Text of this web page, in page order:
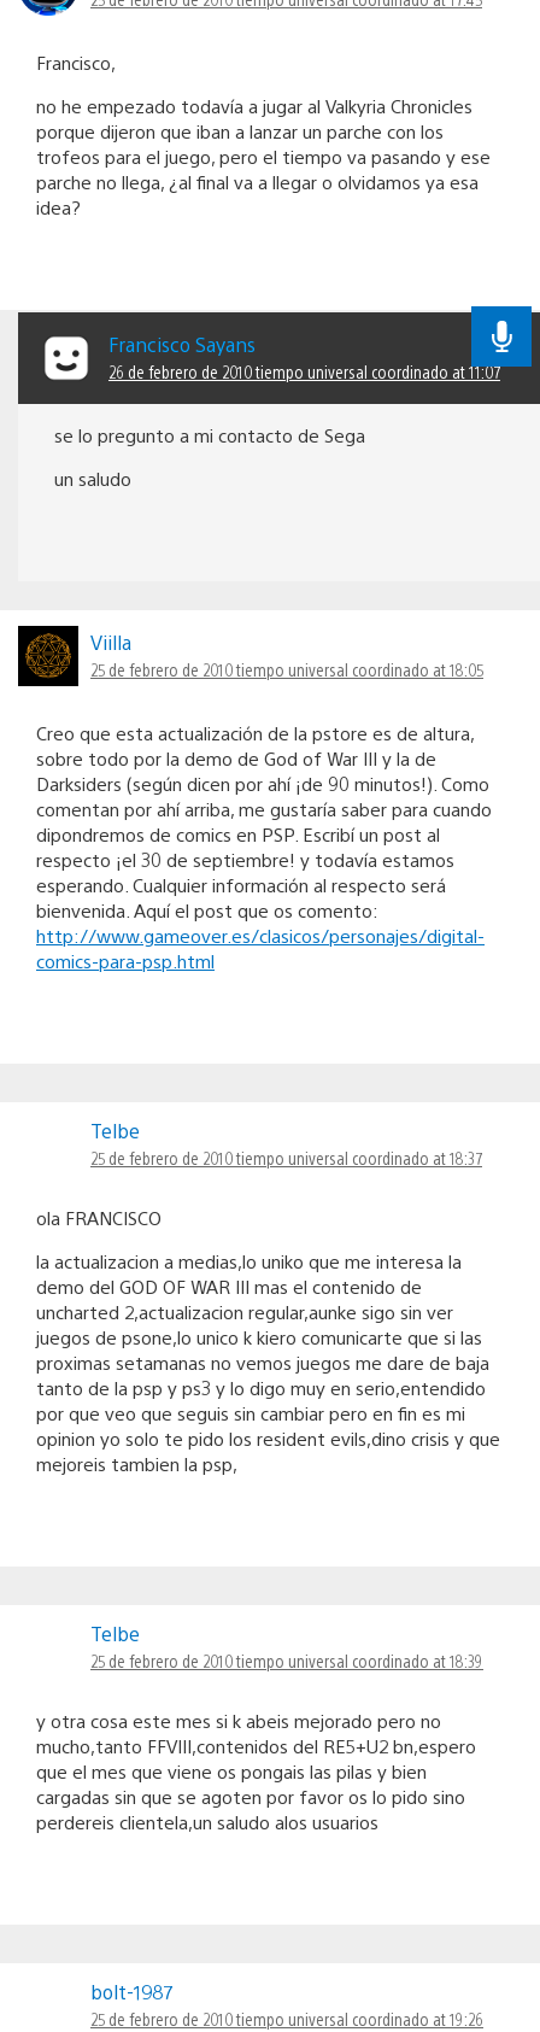
Francisco,
no he empezado todavía a jugar al Valkyria Chronicles
porque dijeron que iban a lanzar un parche con los
trofeos para el juego, pero el tiempo va pasando y ese
parche no llega, ¿al final va a llegar o olvidamos ya esa
idea?
Francisco Sayans
26 de febrero de 2010 tiempo universal coordinado at 11:07
se lo pregunto a mi contacto de Sega
un saludo
Viilla
25 de febrero de 2010 tiempo universal coordinado at 18:05
Creo que esta actualización de la pstore es de altura,
sobre todo por la demo de God of War III y la de
Darksiders (según dicen por ahí ¡de 90 minutos!). Como
comentan por ahí arriba, me gustaría saber para cuando
dipondremos de comics en PSP. Escribí un post al
respecto ¡el 30 de septiembre! y todavía estamos
esperando. Cualquier información al respecto será
bienvenida. Aquí el post que os comento:
http://www.gameover.es/clasicos/personajes/digital-
comics-para-psp.html
Telbe
25 de febrero de 2010 tiempo universal coordinado at 18:37
ola FRANCISCO
la actualizacion a medias,lo uniko que me interesa la
demo del GOD OF WAR III mas el contenido de
uncharted 2,actualizacion regular,aunke sigo sin ver
juegos de psone,lo unico k kiero comunicarte que si las
proximas setamanas no vemos juegos me dare de baja
tanto de la psp y ps3 y lo digo muy en serio,entendido
por que veo que seguis sin cambiar pero en fin es mi
opinion yo solo te pido los resident evils,dino crisis y que
mejoreis tambien la psp,
Telbe
25 de febrero de 2010 tiempo universal coordinado at 18:39
y otra cosa este mes si k abeis mejorado pero no
mucho,tanto FFVIII,contenidos del RE5+U2 bn,espero
que el mes que viene os pongais las pilas y bien
cargadas sin que se agoten por favor os lo pido sino
perdereis clientela,un saludo alos usuarios
bolt-1987
25 de febrero de 2010 tiempo universal coordinado at 19:26